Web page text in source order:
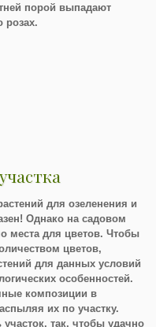
порой выпадают
розах.
для озеленения и
Однако на садовом
места для цветов. Чтобы
цветов,
для данных условий
особенностей.
композиции в
их по участку.
так, чтобы удачно